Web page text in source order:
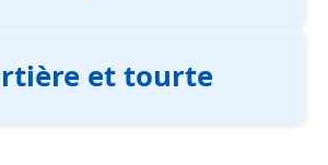
et tourte